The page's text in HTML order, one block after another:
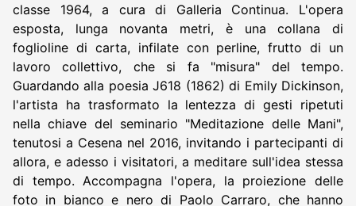
classe 1964, a cura di Galleria Continua. L'opera
esposta, lunga novanta metri, è una collana di
foglioline di carta, infilate con perline, frutto di un
lavoro collettivo, che si fa "misura" del tempo.
Guardando alla poesia J618 (1862) di Emily Dickinson,
l'artista ha trasformato la lentezza di gesti ripetuti
nella chiave del seminario "Meditazione delle Mani",
tenutosi a Cesena nel 2016, invitando i partecipanti di
allora, e adesso i visitatori, a meditare sull'idea stessa
di tempo. Accompagna l'opera, la proiezione delle
foto in bianco e nero di Paolo Carraro, che hanno